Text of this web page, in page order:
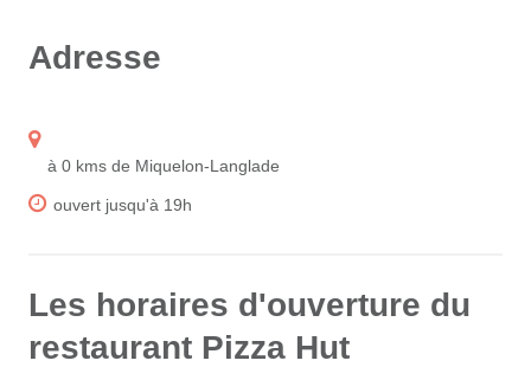
Adresse
à 0 kms de Miquelon-Langlade
ouvert jusqu'à 19h
Les horaires d'ouverture du
restaurant Pizza Hut